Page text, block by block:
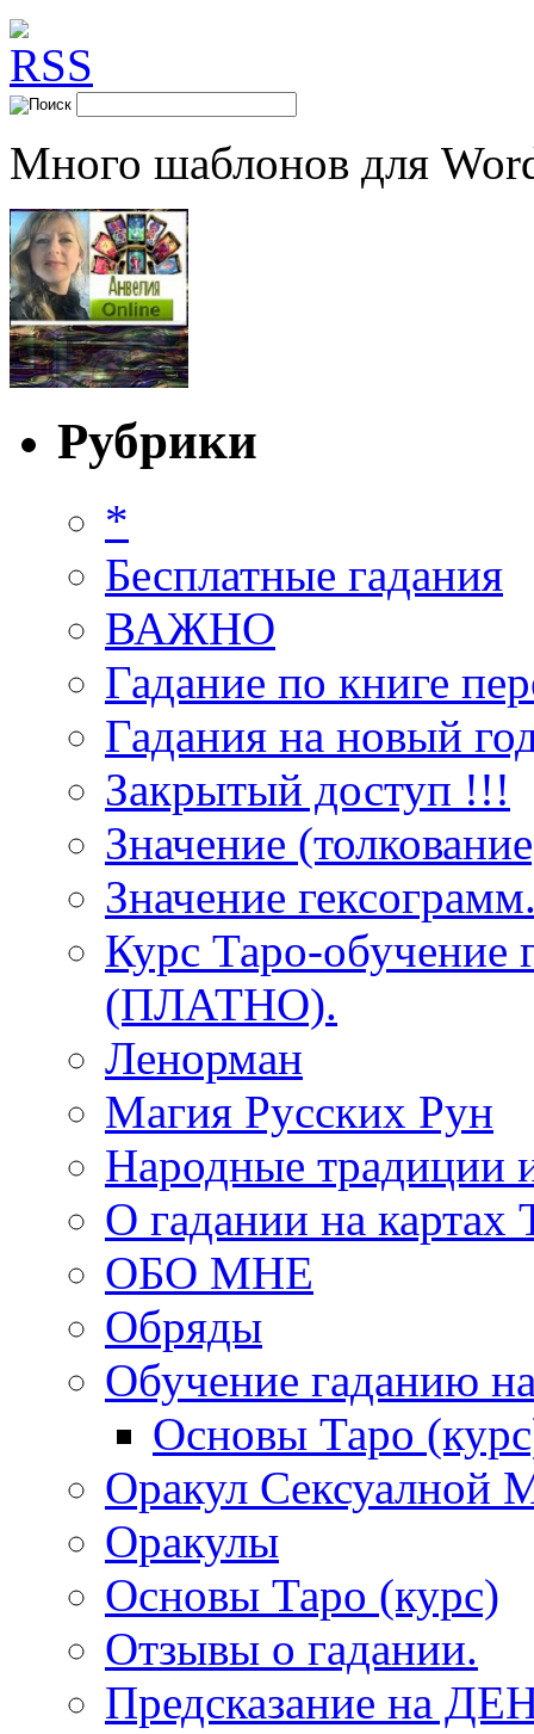
Много шаблонов для
Рубрики
*
Бесплатные гадания
ВАЖНО
Гадание по книге
Гадания на новый
Закрытый доступ !!!
Значение
Значение
Курс Таро-обучение
(ПЛАТНО).
Ленорман
Магия Русских Рун
Народные традиции
О гадании на картах
ОБО МНЕ
Обряды
Обучение гаданию
Основы Таро
Оракул Сексуалной
Оракулы
Основы Таро (курс)
Отзывы о гадании.
Предсказание на